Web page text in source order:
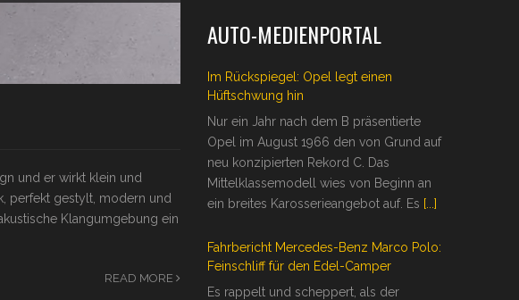
und er wirkt klein und
perfekt gestylt, modern und
Klangumgebung ein
READ MORE
AUTO-MEDIENPORTAL
Im Rückspiegel: Opel legt einen
Hüftschwung hin
Nur ein Jahr nach dem B präsentierte
Opel im August 1966 den von Grund auf
neu konzipierten Rekord C. Das
Mittelklassemodell wies von Beginn an
ein breites Karosserieangebot auf. Es [...]
Fahrbericht Mercedes-Benz Marco Polo:
Feinschliff für den Edel-Camper
Es rappelt und scheppert, als der